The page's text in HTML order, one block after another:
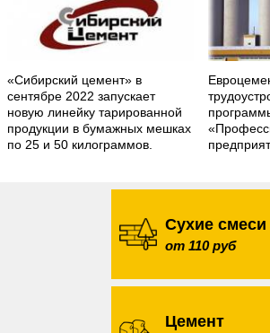
«Сибирский цемент» в
сентябре 2022 запускает
новую линейку тарированной
продукции в бумажных мешках
по 25 и 50 килограммов.
Сухие смеси
от 110 руб
Цемент